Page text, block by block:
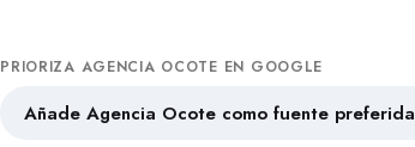
PRIORIZA AGENCIA OCOTE EN GOOGLE
Añade Agencia Ocote como fuente preferida